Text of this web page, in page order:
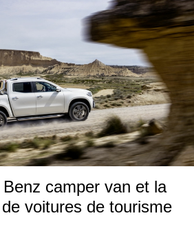
camper van et la
voitures de tourisme